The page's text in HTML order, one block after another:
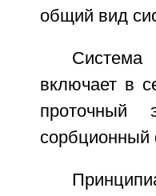
общий вид
Система
включает в
проточный
сорбционный